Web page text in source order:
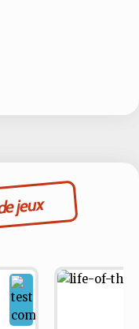
jeux